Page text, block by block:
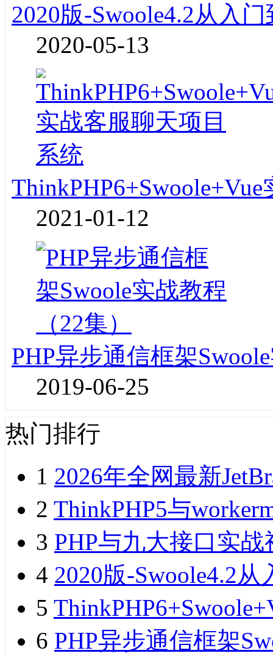
2020版-Swoole4.2从入
2020-05-13
2021-01-12
PHP异步通信框架
2019-06-25
热门排行
1 2026年全网最新
2 ThinkPHP5与
3 PHP与九大接口实
4 2020版-Swoole4.2
5
6 PHP异步通信框架